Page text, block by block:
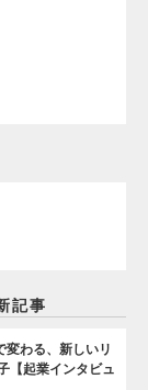
記事
変わる、新しいリ
【起業インタビュ